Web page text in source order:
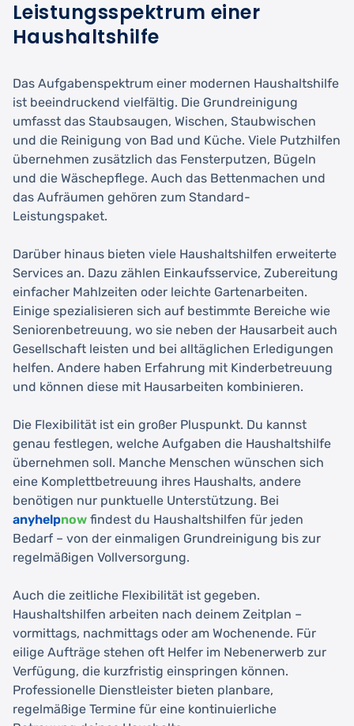
Leistungsspektrum einer
Haushaltshilfe
Das Aufgabenspektrum einer modernen Haushaltshilfe
ist beeindruckend vielfältig. Die Grundreinigung
umfasst das Staubsaugen, Wischen, Staubwischen
und die Reinigung von Bad und Küche. Viele Putzhilfen
übernehmen zusätzlich das Fensterputzen, Bügeln
und die Wäschepflege. Auch das Bettenmachen und
das Aufräumen gehören zum Standard-
Leistungspaket.
Darüber hinaus bieten viele Haushaltshilfen erweiterte
Services an. Dazu zählen Einkaufsservice, Zubereitung
einfacher Mahlzeiten oder leichte Gartenarbeiten.
Einige spezialisieren sich auf bestimmte Bereiche wie
Seniorenbetreuung, wo sie neben der Hausarbeit auch
Gesellschaft leisten und bei alltäglichen Erledigungen
helfen. Andere haben Erfahrung mit Kinderbetreuung
und können diese mit Hausarbeiten kombinieren.
Die Flexibilität ist ein großer Pluspunkt. Du kannst
genau festlegen, welche Aufgaben die Haushaltshilfe
übernehmen soll. Manche Menschen wünschen sich
eine Komplettbetreuung ihres Haushalts, andere
benötigen nur punktuelle Unterstützung. Bei
anyhelpnow findest du Haushaltshilfen für jeden
Bedarf – von der einmaligen Grundreinigung bis zur
regelmäßigen Vollversorgung.
Auch die zeitliche Flexibilität ist gegeben.
Haushaltshilfen arbeiten nach deinem Zeitplan –
vormittags, nachmittags oder am Wochenende. Für
eilige Aufträge stehen oft Helfer im Nebenerwerb zur
Verfügung, die kurzfristig einspringen können.
Professionelle Dienstleister bieten planbare,
regelmäßige Termine für eine kontinuierliche